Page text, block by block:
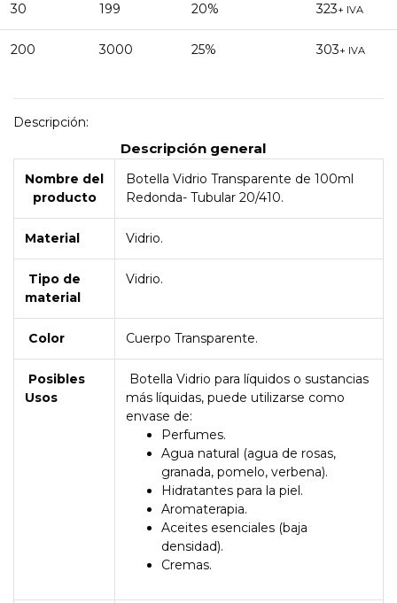
30 199 20% 323+ IVA
200 3000 25% 303+ IVA
Descripción:
Descripción general
Nombre del
producto
Botella Vidrio Transparente de 100ml
Redonda- Tubular 20/410.
Material Vidrio.
Tipo de
material
Vidrio.
Color Cuerpo Transparente.
Posibles
Usos
Botella Vidrio para líquidos o sustancias
más líquidas, puede utilizarse como
envase de:
Perfumes.
Agua natural (agua de rosas,
granada, pomelo, verbena).
Hidratantes para la piel.
Aromaterapia.
Aceites esenciales (baja
densidad).
Cremas.